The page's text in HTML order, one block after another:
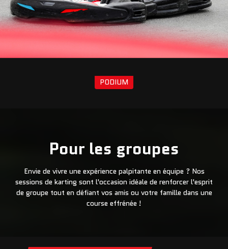
PODIUM
Pour les groupes
Envie de vivre une expérience palpitante en équipe ? Nos
sessions de karting sont l'occasion idéale de renforcer l'esprit
de groupe tout en défiant vos amis ou votre famille dans une
course effrénée !